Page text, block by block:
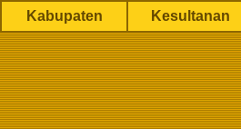
Kabupaten Kesultanan